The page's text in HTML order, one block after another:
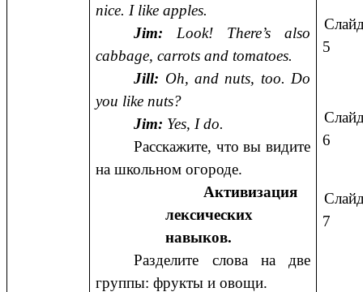
nice. I like apples.
Jim: Look! There’s also
cabbage, carrots and tomatoes.
Jill: Oh, and nuts, too. Do
you like nuts?
Jim: Yes, I do.
Расскажите, что вы видите
на школьном огороде.
Активизация
лексических
навыков.
Разделите слова на две
группы: фрукты и овощи.
5
6
7